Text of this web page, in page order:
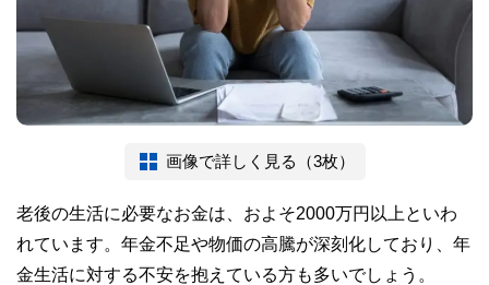
画像で詳しく見る（3枚）
老後の生活に必要なお金は、およそ2000万円以上といわ
れています。年金不足や物価の高騰が深刻化しており、年
金生活に対する不安を抱えている方も多いでしょう。